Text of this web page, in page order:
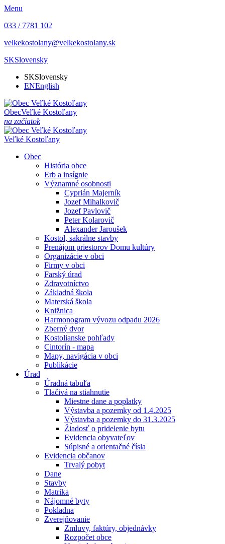
Menu
033 / 7781 102
velkekostolany@velkekostolany.sk
SKSlovensky
SKSlovensky
ENEnglish
ObecVeľké Kostoľany
na začiatok
Veľké Kostoľany
Obec
História obce
Erb a insígnie
Významné osobnosti
Cyprián Majerník
Jozef Mihalkovič
Jozef Pavlovič
Peter Kolarovič
Alexander Jaroušek
Kostol, sakrálne stavby
Prenájom priestorov Domu kultúry
Organizácie v obci
Firmy v obci
Farský úrad
Zdravotníctvo
Základná škola
Materská škola
Knižnica
Harmonogram vývozu odpadu 2026
Zberný dvor
Kostolianske pohľady
Cintorín - mapa
Mapy, navigácia v obci
Publikácie
Úrad
Úradná tabuľa
Tlačivá na stiahnutie
Miestne dane a poplatky
Výstavba a pozemky od 1.4.2025
Výstavba a pozemky do 31.3.2025
Žiadosť o pridelenie bytu
Evidencia obyvateľov
Súpisné a orientačné čísla
Evidencia občanov
Trvalý pobyt
Dane
Stavby
Matrika
Nájomné byty
Pokladna
Zverejňovanie
Zmluvy, faktúry, objednávky
Rozpočet obce